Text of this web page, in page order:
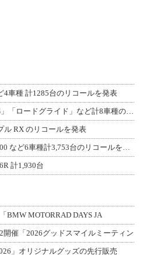
4車種 計1285台のリコールを発表
ル RX のリコールを発表
計1,930台
BMW MOTORRAD DAYS JA
催「2026グッドスマイルミーティン
」オリジナルグッズの先行販売